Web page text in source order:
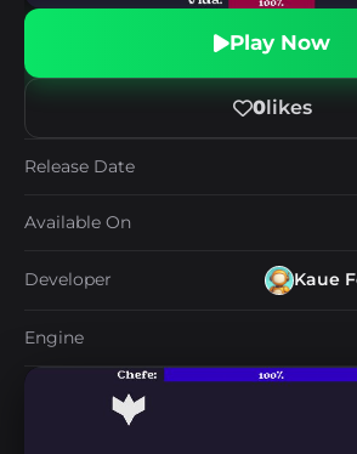
Play Now
0likes
Release Date
Available On
Developer Kaue
Engine